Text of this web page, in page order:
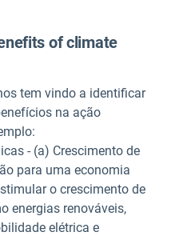
of climate
tem vindo a identificar
na ação
- (a) Crescimento de
para uma economia
o crescimento de
energias renováveis,
elétrica e